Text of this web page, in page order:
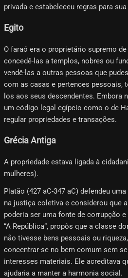
privada e estabeleceu regras para
Egito
O faraó era o proprietário supremo
concedê-las a templos, nobres ou
vendê-las a outras pessoas que
com as casas e pertences pessoais,
los aos seus descendentes. Embora
um código legal egípcio como o de
regular propriedades e transações.
Grécia Antiga
A propriedade estava ligada à
mulheres).
Platão (427 aC-347 aC) defendeu
na justiça coletiva e considerou que
poderia ser uma fonte de corrupção
“A República”, propôs que a classe
não tivesse bens pessoais ou
concentrar-se no bem comum sem
interesses materiais. Ele acreditava
ajudaria a manter a harmonia social.